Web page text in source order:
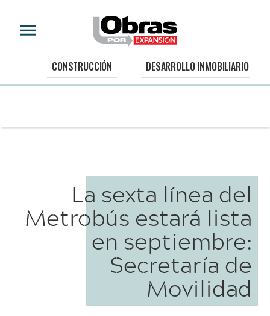
CONSTRUCCIÓN DESARROLLO INMOBILIARIO
La sexta línea del
Metrobús estará lista
en septiembre:
Secretaría de
Movilidad